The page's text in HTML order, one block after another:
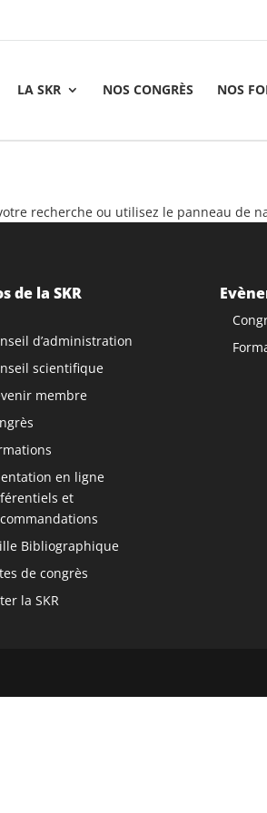
LA SKR NOS CONGRÈS NOS
recherche ou utilisez le panneau de
de la SKR
d’administration
scientifique
membre
en ligne
et
Bibliographique
de congrès
la SKR